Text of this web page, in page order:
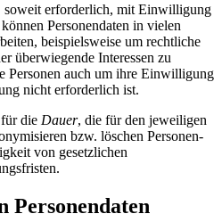
soweit erforderlich, mit Einwilligung
Personen­daten in vielen
beispielsweise um rechtliche
überwiegende Interessen zu
Personen auch um ihre Einwilligung
nicht erforderlich ist.
die Dauer, die für den jeweiligen
bzw. löschen Personen­
von gesetzlichen
Personen­daten